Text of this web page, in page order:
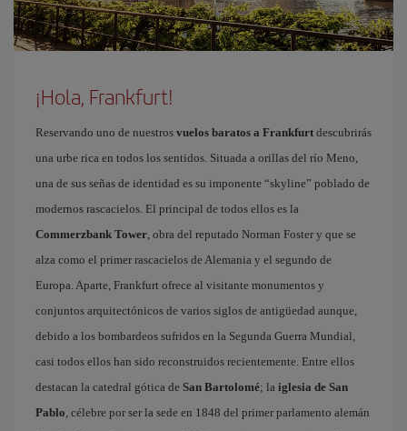
¡Hola, Frankfurt!
Reservando uno de nuestros vuelos baratos a Frankfurt descubrirás
una urbe rica en todos los sentidos. Situada a orillas del río Meno,
una de sus señas de identidad es su imponente “skyline” poblado de
modernos rascacielos. El principal de todos ellos es la
Commerzbank Tower, obra del reputado Norman Foster y que se
alza como el primer rascacielos de Alemania y el segundo de
Europa. Aparte, Frankfurt ofrece al visitante monumentos y
conjuntos arquitectónicos de varios siglos de antigüedad aunque,
debido a los bombardeos sufridos en la Segunda Guerra Mundial,
casi todos ellos han sido reconstruidos recientemente. Entre ellos
destacan la catedral gótica de San Bartolomé; la iglesia de San
Pablo, célebre por ser la sede en 1848 del primer parlamento alemán